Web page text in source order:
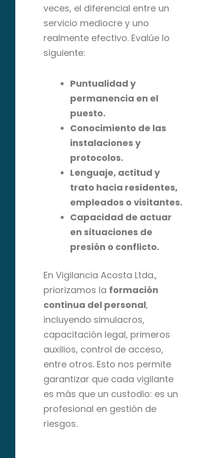
veces, el diferencial entre un
servicio mediocre y uno
realmente efectivo. Evalúe lo
siguiente:
Puntualidad y
permanencia en el
puesto.
Conocimiento de las
instalaciones y
protocolos.
Lenguaje, actitud y
trato hacia residentes,
empleados o visitantes.
Capacidad de actuar
en situaciones de
presión o conflicto.
En Vigilancia Acosta Ltda.,
priorizamos la formación
continua del personal,
incluyendo simulacros,
capacitación legal, primeros
auxilios, control de acceso,
entre otros. Esto nos permite
garantizar que cada vigilante
es más que un custodio: es un
profesional en gestión de
riesgos.